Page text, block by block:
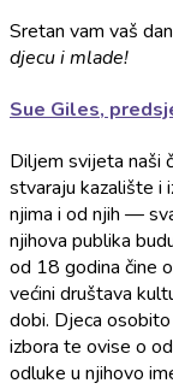
Sretan vam vaš
djecu i mlade!
Sue Giles,
Diljem svijeta naši
stvaraju kazalište i
njima i od njih —
njihova publika
od 18 godina čine
većini društava
dobi. Djeca
izbora te ovise o
odluke u njihovo